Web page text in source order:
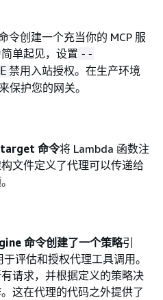
令创建一个充当你的 MCP 服
单起见，设置 --
禁用入站授权。在生产环境
保护您的网关。
命令将 Lambda 函数注
文件定义了代理可以传递给
命令创建了一个策略引
评估和授权代理工具调用。
请求，并根据定义的策略决
这在代理的代码之外提供了